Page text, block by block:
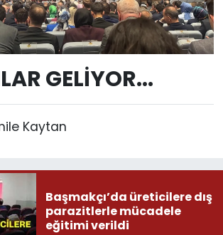
GELİYOR...
Kaytan
Başmakçı’da üreticilere dış
parazitlerle mücadele
eğitimi verildi